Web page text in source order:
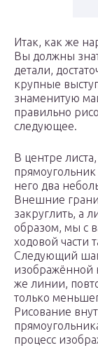
Итак, как же
Вы должны
детали,
крупные
знаменитую
правильно
следующее.
В центре
него два
Внешние грани
закруглить, а
образом, мы с
ходовой части
Следующий шаг
изображённой
же линии,
только
Рисование
процесс